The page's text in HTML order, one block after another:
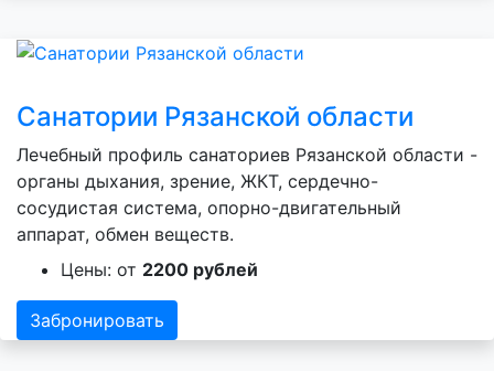
Санатории Рязанской области
Лечебный профиль санаториев Рязанской области -
органы дыхания, зрение, ЖКТ, сердечно-
сосудистая система, опорно-двигательный
аппарат, обмен веществ.
Цены: от 2200 рублей
Забронировать